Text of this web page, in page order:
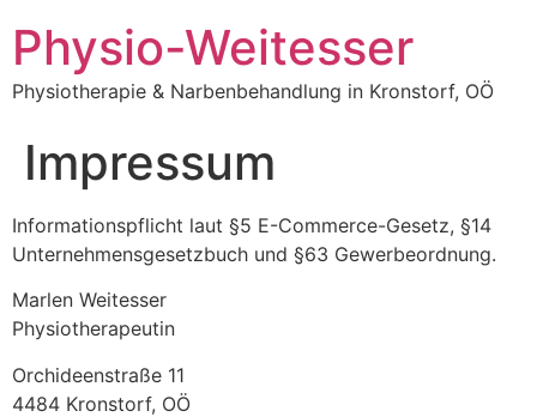
Physio-Weitesser
Physiotherapie & Narbenbehandlung in Kronstorf, OÖ
Impressum
Informationspflicht laut §5 E-Commerce-Gesetz, §14
Unternehmensgesetzbuch und §63 Gewerbeordnung.
Marlen Weitesser
Physiotherapeutin
Orchideenstraße 11
4484 Kronstorf, OÖ